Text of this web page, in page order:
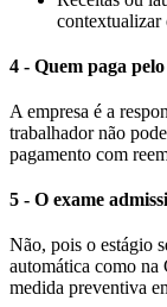
contextualizar
4 - Quem paga
A empresa é a
trabalhador não
pagamento com
5 - O exame
Não, pois o estágio
automática como na
medida preventiva